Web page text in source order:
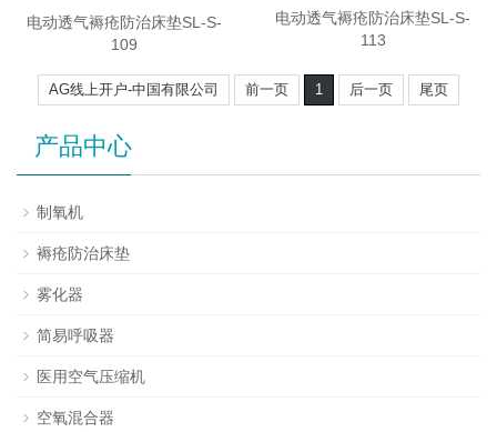
电动透气褥疮防治床垫SL-S-
109
电动透气褥疮防治床垫SL-S-
113
AG线上开户-中国有限公司 前一页 1 后一页 尾页
产品中心
制氧机
褥疮防治床垫
雾化器
简易呼吸器
医用空气压缩机
空氧混合器